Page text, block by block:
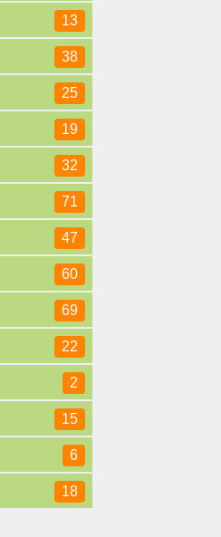
13
38
25
19
32
71
47
60
69
22
2
15
6
18